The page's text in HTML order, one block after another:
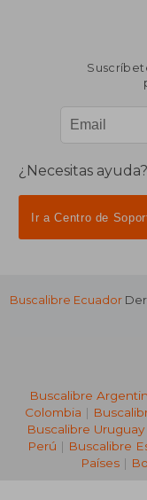
¿Necesitas ayuda?
Ir a Centro de
Buscalibre Ecuador
Buscalibre
Colombia |
Buscalibre Uruguay
Perú | Buscalibre
Países |